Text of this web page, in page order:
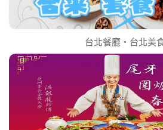
台北餐廳‧台北美